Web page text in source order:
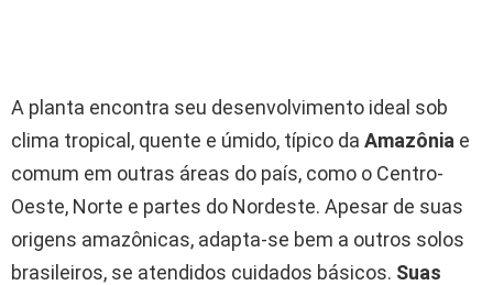
A planta encontra seu desenvolvimento ideal sob
clima tropical, quente e úmido, típico da Amazônia e
comum em outras áreas do país, como o Centro-
Oeste, Norte e partes do Nordeste. Apesar de suas
origens amazônicas, adapta-se bem a outros solos
brasileiros, se atendidos cuidados básicos. Suas